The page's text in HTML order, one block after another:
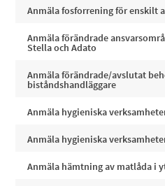
Anmäla fosforrening för enskilt
Anmäla förändrade
Stella och Adato
Anmäla förändrade/avslutat
biståndshandläggare
Anmäla hygieniska
Anmäla hygieniska
Anmäla hämtning av matlåda i